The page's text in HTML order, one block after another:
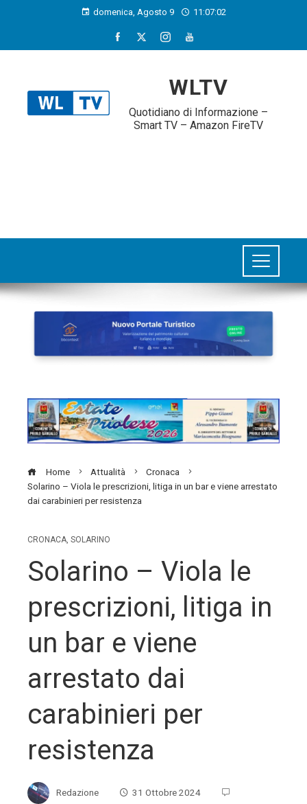
domenica, Agosto 9 11:07:02
WLTV
Quotidiano di Informazione –
Smart TV – Amazon FireTV
Home Attualità
Cronaca
Solarino – Viola le prescrizioni, litiga in un bar e viene arrestato
dai carabinieri per resistenza
CRONACA, SOLARINO
Solarino – Viola le
prescrizioni, litiga in
un bar e viene
arrestato dai
carabinieri per
resistenza
Redazione
31 Ottobre 2024